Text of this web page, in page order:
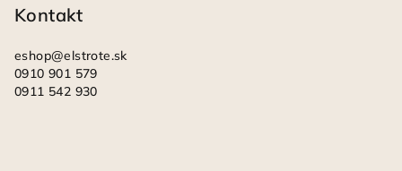
Kontakt
eshop@elstrote.sk
0910 901 579
0911 542 930